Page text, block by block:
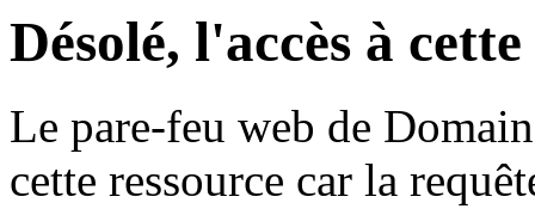
Désolé, l'accès à
Le pare-feu web de
cette ressource car la